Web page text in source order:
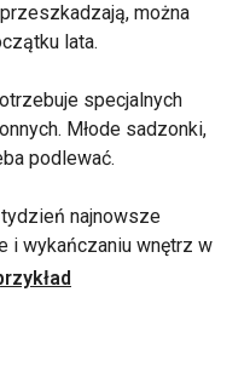
można
lata.
specjalnych
Młode sadzonki,
podlewać.
tydzień najnowsze
i wykańczaniu wnętrz w